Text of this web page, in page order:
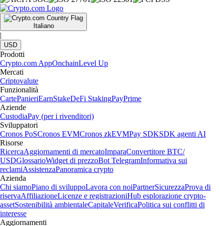
Italiano
|
USD
Prodotti
Crypto.com AppOnchainLevel Up
Mercati
Criptovalute
Funzionalità
CartePanieriEarnStakeDeFi StakingPayPrime
Aziende
CustodiaPay (per i rivenditori)
Sviluppatori
Cronos PoSCronos EVMCronos zkEVMPay SDKSDK agenti AI
Risorse
RicercaAggiornamenti di mercatoImparaConvertitore BTC/
USDGlossarioWidget di prezzoBot TelegramInformativa sui
reclamiAssistenzaPanoramica crypto
Azienda
Chi siamoPiano di sviluppoLavora con noiPartnerSicurezzaProva di
riservaAffiliazioneLicenze e registrazioniHub esplorazione crypto-
assetSostenibilità ambientaleCapitaleVerificaPolitica sui conflitti di
interesse
Aggiornamenti